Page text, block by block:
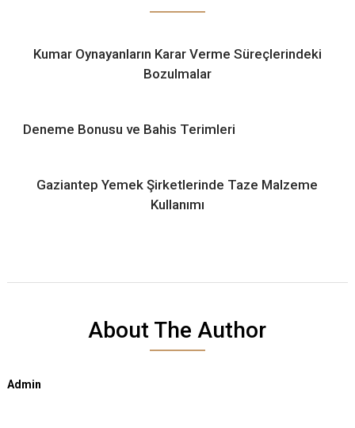
Kumar Oynayanların Karar Verme Süreçlerindeki
Bozulmalar
Deneme Bonusu ve Bahis Terimleri
Gaziantep Yemek Şirketlerinde Taze Malzeme
Kullanımı
About The Author
Admin